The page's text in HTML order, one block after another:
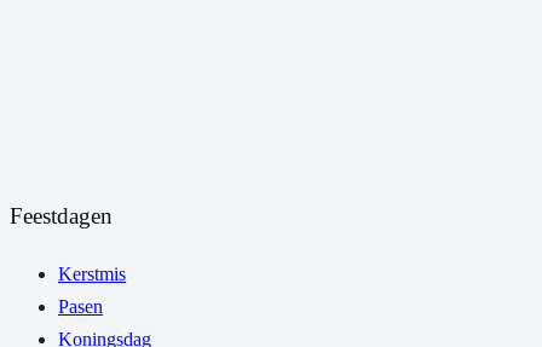
Feestdagen
Kerstmis
Pasen
Koningsdag